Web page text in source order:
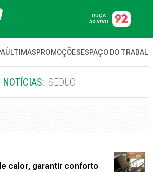
OUÇA
AO VIVO
ÚLTIMASPROMOÇÕESESPAÇO DO
NOTÍCIAS: SEDUC
calor, garantir conforto